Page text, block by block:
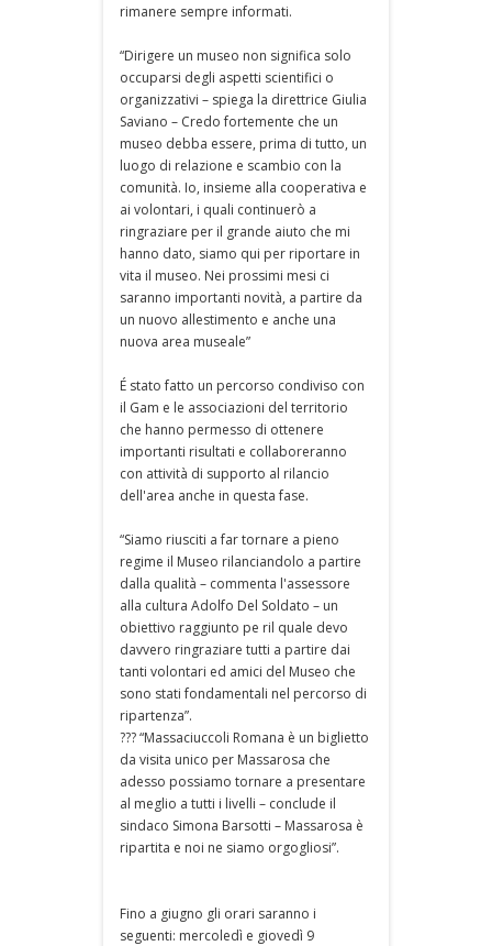
rimanere sempre informati.
“Dirigere un museo non significa solo
occuparsi degli aspetti scientifici o
organizzativi – spiega la direttrice Giulia
Saviano – Credo fortemente che un
museo debba essere, prima di tutto, un
luogo di relazione e scambio con la
comunità. Io, insieme alla cooperativa e
ai volontari, i quali continuerò a
ringraziare per il grande aiuto che mi
hanno dato, siamo qui per riportare in
vita il museo. Nei prossimi mesi ci
saranno importanti novità, a partire da
un nuovo allestimento e anche una
nuova area museale”
É stato fatto un percorso condiviso con
il Gam e le associazioni del territorio
che hanno permesso di ottenere
importanti risultati e collaboreranno
con attività di supporto al rilancio
dell'area anche in questa fase.
“Siamo riusciti a far tornare a pieno
regime il Museo rilanciandolo a partire
dalla qualità – commenta l'assessore
alla cultura Adolfo Del Soldato – un
obiettivo raggiunto pe ril quale devo
davvero ringraziare tutti a partire dai
tanti volontari ed amici del Museo che
sono stati fondamentali nel percorso di
ripartenza”.
??? “Massaciuccoli Romana è un biglietto
da visita unico per Massarosa che
adesso possiamo tornare a presentare
al meglio a tutti i livelli – conclude il
sindaco Simona Barsotti – Massarosa è
ripartita e noi ne siamo orgogliosi”.
Fino a giugno gli orari saranno i
seguenti: mercoledì e giovedì 9